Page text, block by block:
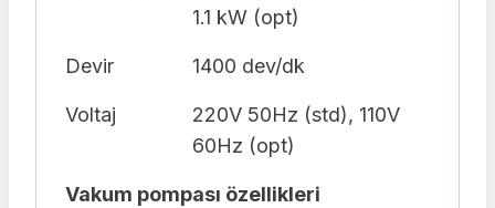
1.1 kW (opt)
Devir 1400 dev/dk
Voltaj
220V 50Hz (std), 110V
60Hz (opt)
Vakum pompası özellikleri